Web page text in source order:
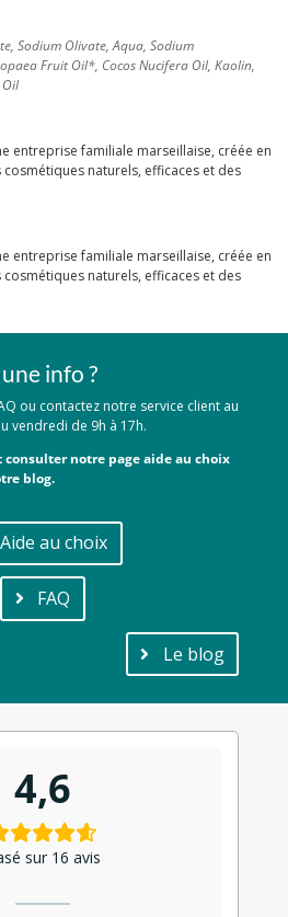
Sodium Olivate, Aqua, Sodium
Fruit Oil*, Cocos Nucifera Oil, Kaolin,
entreprise familiale marseillaise, créée en
naturels, efficaces et des
entreprise familiale marseillaise, créée en
naturels, efficaces et des
info ?
ou contactez notre service client au
vendredi de 9h à 17h.
consulter notre page aide au choix
blog.
Aide au choix
FAQ
Le blog
4,6
sur 16 avis